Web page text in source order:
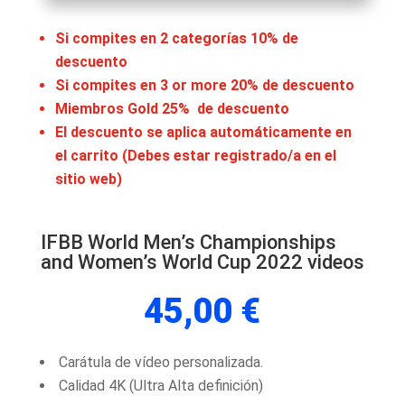
Si compites en 2 categorías 10% de
descuento
Si compites en 3 or more 20% de descuento
Miembros Gold 25% de descuento
El descuento se aplica automáticamente en
el carrito (Debes estar registrado/a en el
sitio web)
IFBB World Men’s Championships
and Women’s World Cup 2022 videos
45,00 €
Carátula de vídeo personalizada.
Calidad 4K (Ultra Alta definición)